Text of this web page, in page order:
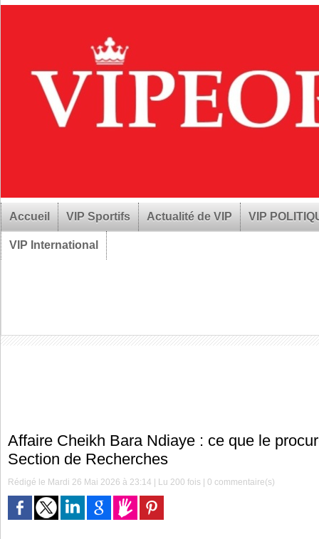
Accueil VIP Sportifs Actualité de VIP VIP
VIP International
Affaire Cheikh Bara Ndiaye : ce que le
Section de Recherches
Rédigé le Mardi 26 Mai 2026 à 23:14 | Lu 200 fois |0 commentaire(s)